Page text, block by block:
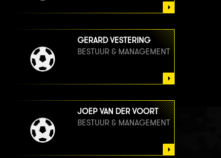
GERARD VESTERING
BESTUUR & MANAGEMENT
JOEP VAN DER VOORT
BESTUUR & MANAGEMENT